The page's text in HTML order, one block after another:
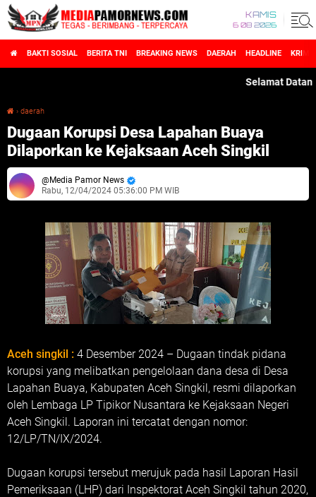
KAMIS
6 08 2026
BAKTI SOSIAL BERITA TNI BREAKING NEWS DAERAH HEADLINE
Selamat Datang di
› daerah
Dugaan Korupsi Desa Lapahan Buaya
Dilaporkan ke Kejaksaan Aceh Singkil
Media Pamor News
Rabu, 12/04/2024 05:36:00 PM WIB
Aceh singkil : 4 Desember 2024 – Dugaan tindak pidana
korupsi yang melibatkan pengelolaan dana desa di Desa
Lapahan Buaya, Kabupaten Aceh Singkil, resmi dilaporkan
oleh Lembaga LP Tipikor Nusantara ke Kejaksaan Negeri
Aceh Singkil. Laporan ini tercatat dengan nomor:
12/LP/TN/IX/2024.
Dugaan korupsi tersebut merujuk pada hasil Laporan Hasil
Pemeriksaan (LHP) dari Inspektorat Aceh Singkil tahun 2020,